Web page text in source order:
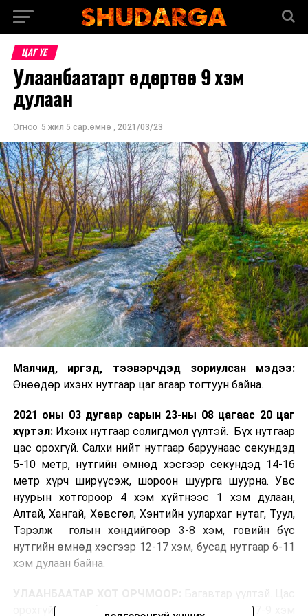
ЦАГ ҮЕ
Улаанбаатарт өдөртөө 9 хэм
дулаан
Огноо: 5 жил 5 сар.өмнө , 2021/03/23
Малчид, иргэд, тээвэрчдэд зориулсан мэдээ:
Өнөөдөр ихэнх нутгаар цаг агаар тогтуун байна.
2021 оны 03 дугаар сарын 23-ны 08 цагаас 20 цаг
хүртэл:Ихэнх нутгаар солигдмол үүлтэй. Бүх нутгаар
цас орохгүй. Салхи нийт нутгаар баруунаас секундэд
5-10 метр, нутгийн өмнөд хэсгээр секундэд 14-16
метр хүрч ширүүсэж, шороон шуурга шуурна. Увс
нуурын хотгороор 4 хэм хүйтнээс 1 хэм дулаан,
Алтай, Хангай, Хөвсгөл, Хэнтийн уулархаг нутаг, Туул,
Тэрэлж голын хөндийгөөр 3-8 хэм, говийн бүс
нутгийн өмнөд хэсгээр 12-17 хэм, бусад нутгаар 6-11
хэм дулаан байна.
орохгүй. Салхи баруунаас секундэд 4-9 метр. 7-9 хэм